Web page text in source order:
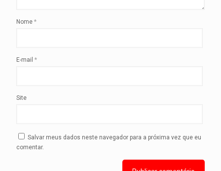
Nome *
E-mail *
Site
Salvar meus dados neste navegador para a próxima vez que eu
comentar.